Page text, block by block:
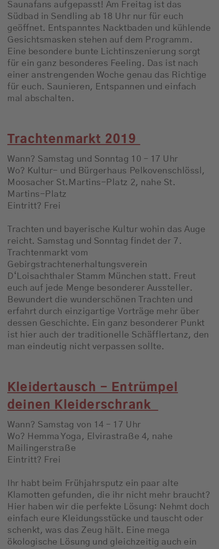
Saunafans aufgepasst! Am Freitag ist das
Südbad in Sendling ab 18 Uhr nur für euch
geöffnet. Entspanntes Nacktbaden und kühlende
Gesichtsmasken stehen auf dem Programm.
Eine besondere bunte Lichtinszenierung sorgt
für ein ganz besonderes Feeling. Das ist nach
einer anstrengenden Woche genau das Richtige
für euch. Saunieren, Entspannen und einfach
mal abschalten.
Trachtenmarkt 2019
Wann? Samstag und Sonntag 10 – 17 Uhr
Wo? Kultur- und Bürgerhaus Pelkovenschlössl,
Moosacher St.Martins-Platz 2, nahe St.
Martins-Platz
Eintritt? Frei
Trachten und bayerische Kultur wohin das Auge
reicht. Samstag und Sonntag findet der 7.
Trachtenmarkt vom
Gebirgstrachtenerhaltungsverein
D‘Loisachthaler Stamm München statt. Freut
euch auf jede Menge besonderer Aussteller.
Bewundert die wunderschönen Trachten und
erfahrt durch einzigartige Vorträge mehr über
dessen Geschichte. Ein ganz besonderer Punkt
ist hier auch der traditionelle Schäfflertanz, den
man eindeutig nicht verpassen sollte.
Kleidertausch - Entrümpel
deinen Kleiderschrank
Wann? Samstag von 14 – 17 Uhr
Wo? Hemma Yoga, Elvirastraße 4, nahe
Mailingerstraße
Eintritt? Frei
Ihr habt beim Frühjahrsputz ein paar alte
Klamotten gefunden, die ihr nicht mehr braucht?
Hier haben wir die perfekte Lösung: Nehmt doch
einfach eure Kleidungsstücke und tauscht oder
schenkt, was das Zeug hält. Eine mega
ökologische Lösung und gleichzeitig auch ein